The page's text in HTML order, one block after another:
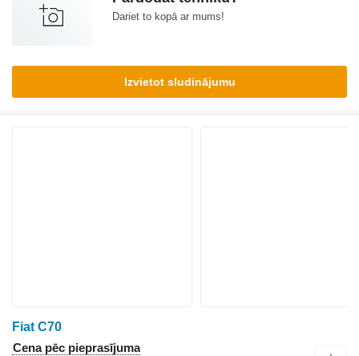
Dariet to kopā ar mums!
Izvietot sludinājumu
Fiat C70
Cena pēc pieprasījuma